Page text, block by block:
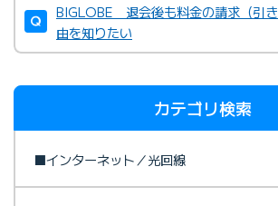
BIGLOBE 退会後も料金の請求（引
由を知りたい
カテゴリ検索
■インターネット／光回線